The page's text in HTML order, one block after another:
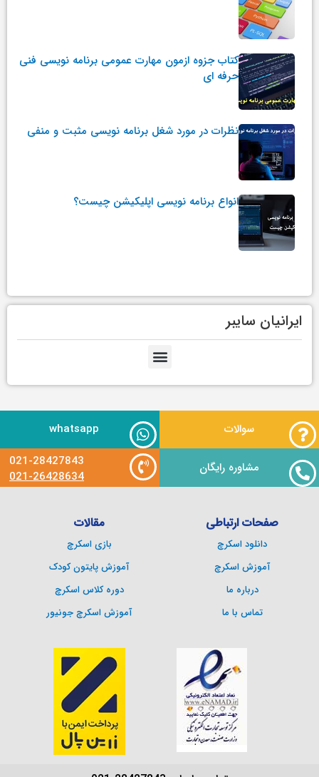
کتاب جزوه ازمون مهارت عمومی برنامه نویسی فنی
حرفه ای
نظرات در مورد شغل برنامه نویسی مثبت و منفی
انواع برنامه نویسی اپلیکیشن چیست؟
ایرانیان سایبر
سوالات whatsapp
مشاوره رایگان
021-28427843
021-26428634
صفحات ارتباطی
دانلود اسکرچ
آموزش اسکرچ
درباره ما
تماس با ما
مقالات
بازی اسکرچ
آموزش پایتون کودک
دوره کلاس اسکرچ
آموزش اسکرچ جونیور